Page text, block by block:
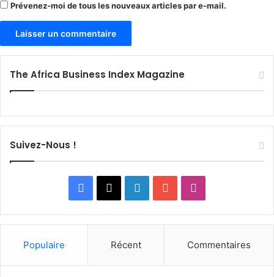
Prévenez-moi de tous les nouveaux articles par e-mail.
The Africa Business Index Magazine
Suivez-Nous !
Facebook
X LinkedinYouTube
Populaire Récent Commentaires